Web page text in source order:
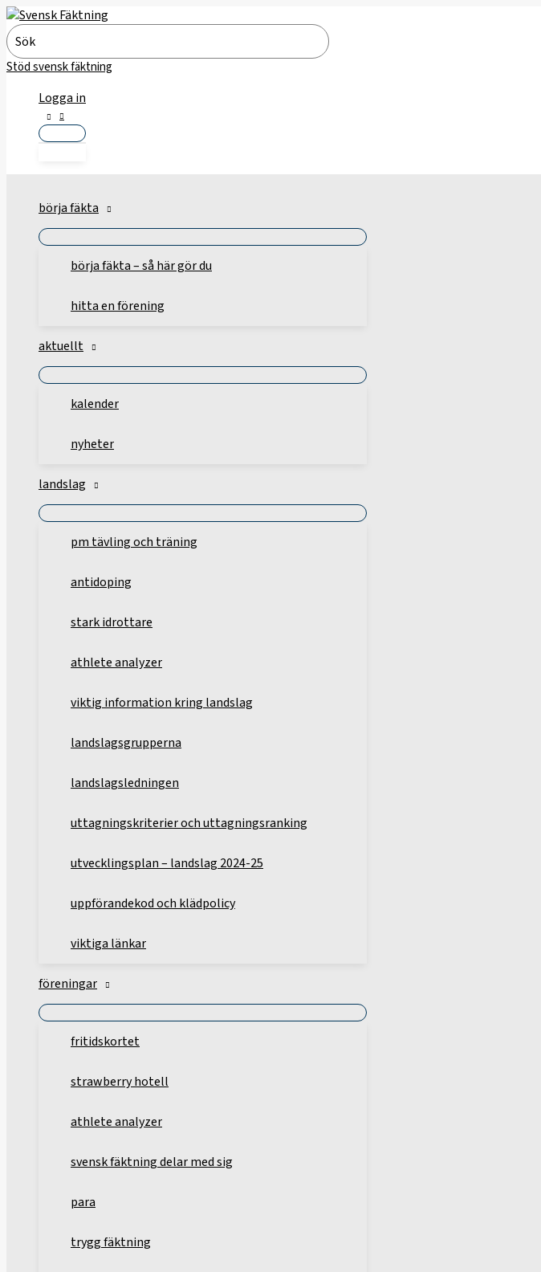
Hoppa
till
innehåll
Search
for:
Stöd svensk fäktning
Logga in
börja fäkta
börja fäkta – så här gör du
hitta en förening
aktuellt
kalender
nyheter
landslag
pm tävling och träning
antidoping
stark idrottare
athlete analyzer
viktig information kring landslag
landslagsgrupperna
landslagsledningen
uttagningskriterier och uttagningsranking
utvecklingsplan – landslag 2024-25
uppförandekod och klädpolicy
viktiga länkar
föreningar
fritidskortet
strawberry hotell
athlete analyzer
svensk fäktning delar med sig
para
trygg fäktning